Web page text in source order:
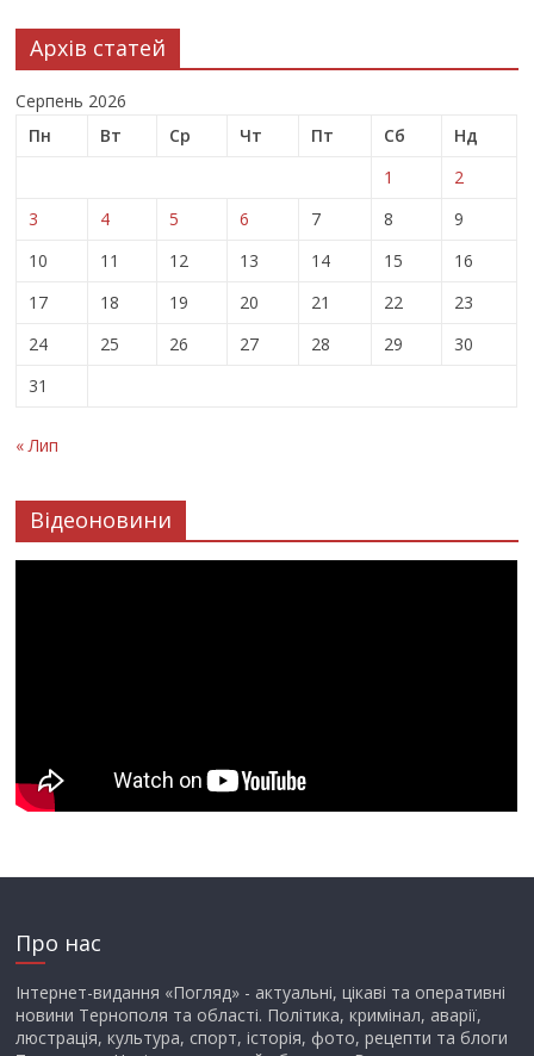
Архів статей
Серпень 2026
Пн
Вт Ср Чт Пт Сб
Нд
1
2
3
4 5 6 7 8
9
10
11 12 13 14 15
16
17
18 19 20 21 22
23
24
25 26 27 28 29
30
31
« Лип
Відеоновини
Про нас
Інтернет-видання «Погляд» - актуальні, цікаві та оперативні
новини Тернополя та області. Політика, кримінал, аварії,
люстрація, культура, спорт, історія, фото, рецепти та блоги